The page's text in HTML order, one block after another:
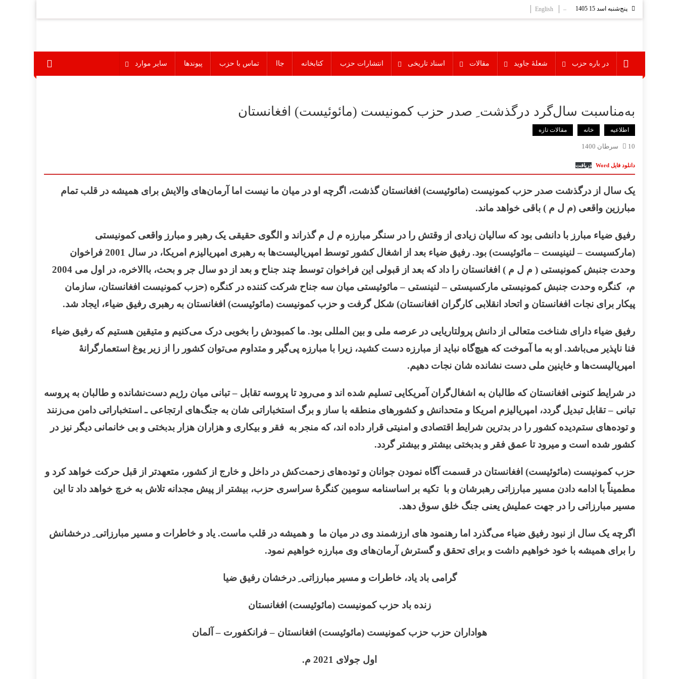
پنج‌شنبه اسد 15 1405 –
English
در باره حزب شعلۀ جاوید مقالات اسناد تاریخی انتشارات حزب کتابخانه جاا تماس با حزب پیوندها سایر موارد
به‌مناسبت سال‌گرد درگذشت ِ صدر حزب کمونیست (مائوئیست) افغانستان
اطلاعیه خانه ﻣﻘﺎﻻﺕ ﺗﺎﺯﻩ
10 سرطان 1400
دانلود فایل Word دریافت
یک سال از درگذشت صدر حزب کمونیست (مائوئیست) افغانستان گذشت، اگرچه او در میان ما نیست اما آرمان‌های والایش برای همیشه در قلب تمام
مبارزین واقعی (م ل م ) باقی خواهد ماند.
رفیق ضیاء مبارز با دانشی بود که سالیان زیادی از وقتش را
در سنگر مبارزه م ل م گذراند و الگوی حقیقی یک رهبر و مبارز واقعی کمونیستی
(مارکسیست – لنینیست –
مائوئیست) بود. رفیق ضیاء بعد از اشغال کشور توسط امپریالیست‌ها به رهبری امپریالیزم امریکا، در سال 2001 فراخوان
وحدت جنبش کمونیستی ( م ل م ) افغانستان را داد که بعد از قبولی این فراخوان توسط چند جناح و بعد از دو سال جر و بحث، باالاخره، در اول می 2004
م، کنگره وحدت جنبش کمونیستی مارکسیستی –لنینستی –مائوئیستی میان سه جناح شرکت کننده در کنگره (حزب کمونیست افغانستان، سازمان
پیکار برای نجات افغانستان و اتحاد انقلابی کارگران افغانستان) شکل گرفت و حزب کمونیست (مائوئیست) افغانستان به رهبری رفیق ضیاء، ایجاد شد.
رفیق ضیاء دارای شناخت متعالی از دانش پرولتاریایی در عرصه ملی و بین المللی بود. ما کمبودش را بخوبی درک می‌کنیم و متیقین هستیم که رفیق ضیاء
فنا ناپذیر می‌باشد. او به ما آموخت که هیچ‌گاه نباید از مبارزه دست کشید، زیرا با مبارزه پی‌گیر و متداوم می‌توان کشور را از زیر یوغ استعمارگرانۀ
امپریالیست‌ها و خاینین ملی دست نشانده شان نجات دهیم.
در شرایط کنونی افغانستان که طالبان به اشغال‌گران آمریکایی تسلیم شده اند و می‌ر ود تا پروسه تقابل – تبانی میان رژیم دست‌نشانده و طالبان به پروسه
تبانی – تقابل تبدیل گردد، امپریالیزم امریکا و متحدانش و کشورهای منطقه با ساز و برگ استخباراتی شان به جنگ‌های ارتجاعی ـ استخباراتی دامن می‌زنند
و توده‌های ستم‌دیده کشور را در بدترین شرایط اقتصادی و امنیتی قرار داده اند، که منجر به فقر و بیکاری و هزاران هزار بدبختی و بی خانمانی دیگر نیز در
کشور شده است و میرود تا عمق فقر و بدبختی بیشتر و بیشتر گردد.
حزب کمونیست (مائوئیست) افغانستان در قسمت آگاه نمودن جوانان و توده‌های زحمت‌کش در داخل و خارج از کشور، متعهدتر از قبل حرکت خواهد کرد و
مطمیناً با ادامه دادن مسیر مبارزاتی رهبرشان و با تکیه بر اساسنامه سومین کنگرۀ سراسری حزب، بیشتر از پیش مجدانه تلاش به خرچ خواهد داد تا این
مسیر مبارزاتی را در جهت عملیش یعنی جنگ خلق سوق دهد.
اگرچه یک سال از نبود رفیق ضیاء می‌گذرد اما رهنمود های ارزشمند وی در میان ما و همیشه در قلب ماست. یاد و خاطرات و مسیر مبارزاتی ِ درخشانش
را برای همیشه با خود خواهیم داشت و برای تحقق و گسترش آرمان‌های وی مبارزه خواهیم نمود.
گرامی باد یاد، خاطرات و مسیر مبارزاتی ِ درخشان رفیق ضیا
زنده باد حزب کمونیست (مائوئیست) افغانستان
هواداران حزب حزب کمونیست (مائوئیست) افغانستان – فرانکفورت –آلمان
اول جولای 2021 م.